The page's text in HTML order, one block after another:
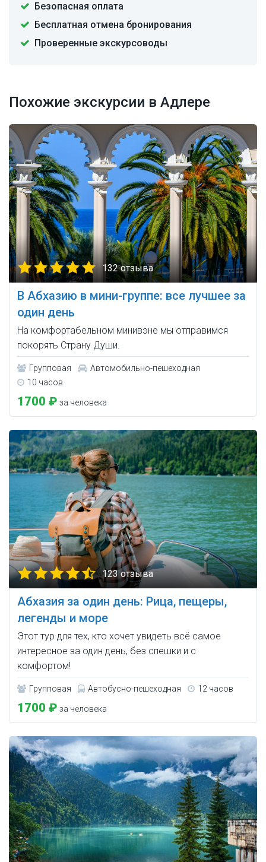
Безопасная оплата
Бесплатная отмена бронирования
Проверенные экскурсоводы
Похожие экскурсии в Адлере
132 отзыва
В Абхазию в мини-группе: все лучшее за
один день
На комфортабельном минивэне мы отправимся
покорять Страну Души.
Групповая
Автомобильно-пешеходная
10 часов
1700 ₽ за человека
123 отзыва
Абхазия за один день: Рица, пещеры,
легенды и море
Этот тур для тех, кто хочет увидеть всё самое
интересное за один день, без спешки и с
комфортом!
Групповая Автобусно-пешеходная 12 часов
1700 ₽ за человека